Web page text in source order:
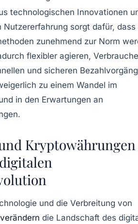
technologischen Innovationen
Nutzererfahrung sorgt dafür, dass
zunehmend zur Norm
flexibler agieren,
und sicheren
zu einem Wandel im
in den Erwartungen an
und die Verbreitung von
verändern die Landschaft des